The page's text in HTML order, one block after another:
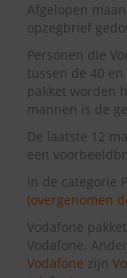
Afgelopen
opzegbrief
Personen die
tussen de 40
pakket worden
mannen is de
De laatste 12
een
In de categorie
(overgenomen
Vodafone
Vodafone.
Vodafone zijn